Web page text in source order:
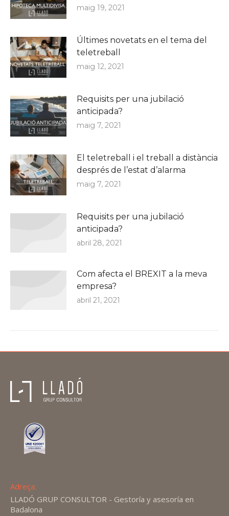
maig 19, 2021
Últimes novetats en el tema del
teletreball
maig 12, 2021
Requisits per una jubilació
anticipada?
maig 7, 2021
El teletreball i el treball a distància
després de l’estat d’alarma
maig 7, 2021
Requisits per una jubilació
anticipada?
abril 28, 2021
Com afecta el BREXIT a la meva
empresa?
abril 21, 2021
Adreça:
LLADÓ GRUP CONSULTOR - Gestoría y asesoría en
Badalona